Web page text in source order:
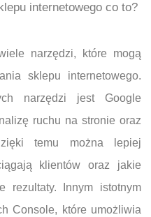
internetowego co to?
narzędzi, które mogą
sklepu internetowego.
narzędzi jest Google
ruchu na stronie oraz
temu można lepiej
klientów oraz jakie
rezultaty. Innym istotnym
Console, które umożliwia